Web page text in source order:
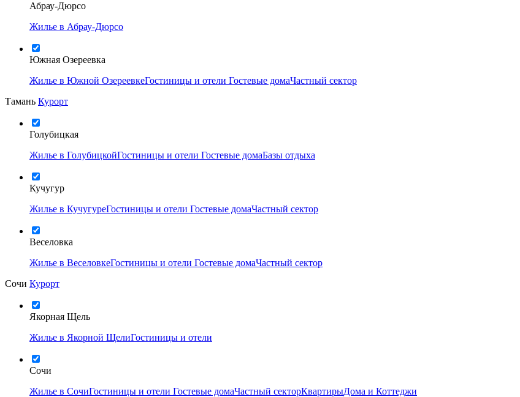
Абрау-Дюрсо
Жилье в Абрау-Дюрсо
Южная Озереевка
Жилье в Южной ОзереевкеГостиницы и отели Гостевые домаЧастный сектор
Тамань Курорт
Голубицкая
Жилье в ГолубицкойГостиницы и отели Гостевые домаБазы отдыха
Кучугур
Жилье в КучугуреГостиницы и отели Гостевые домаЧастный сектор
Веселовка
Жилье в ВеселовкеГостиницы и отели Гостевые домаЧастный сектор
Сочи Курорт
Якорная Щель
Жилье в Якорной ЩелиГостиницы и отели
Сочи
Жилье в СочиГостиницы и отели Гостевые домаЧастный секторКвартирыДома и Коттеджи